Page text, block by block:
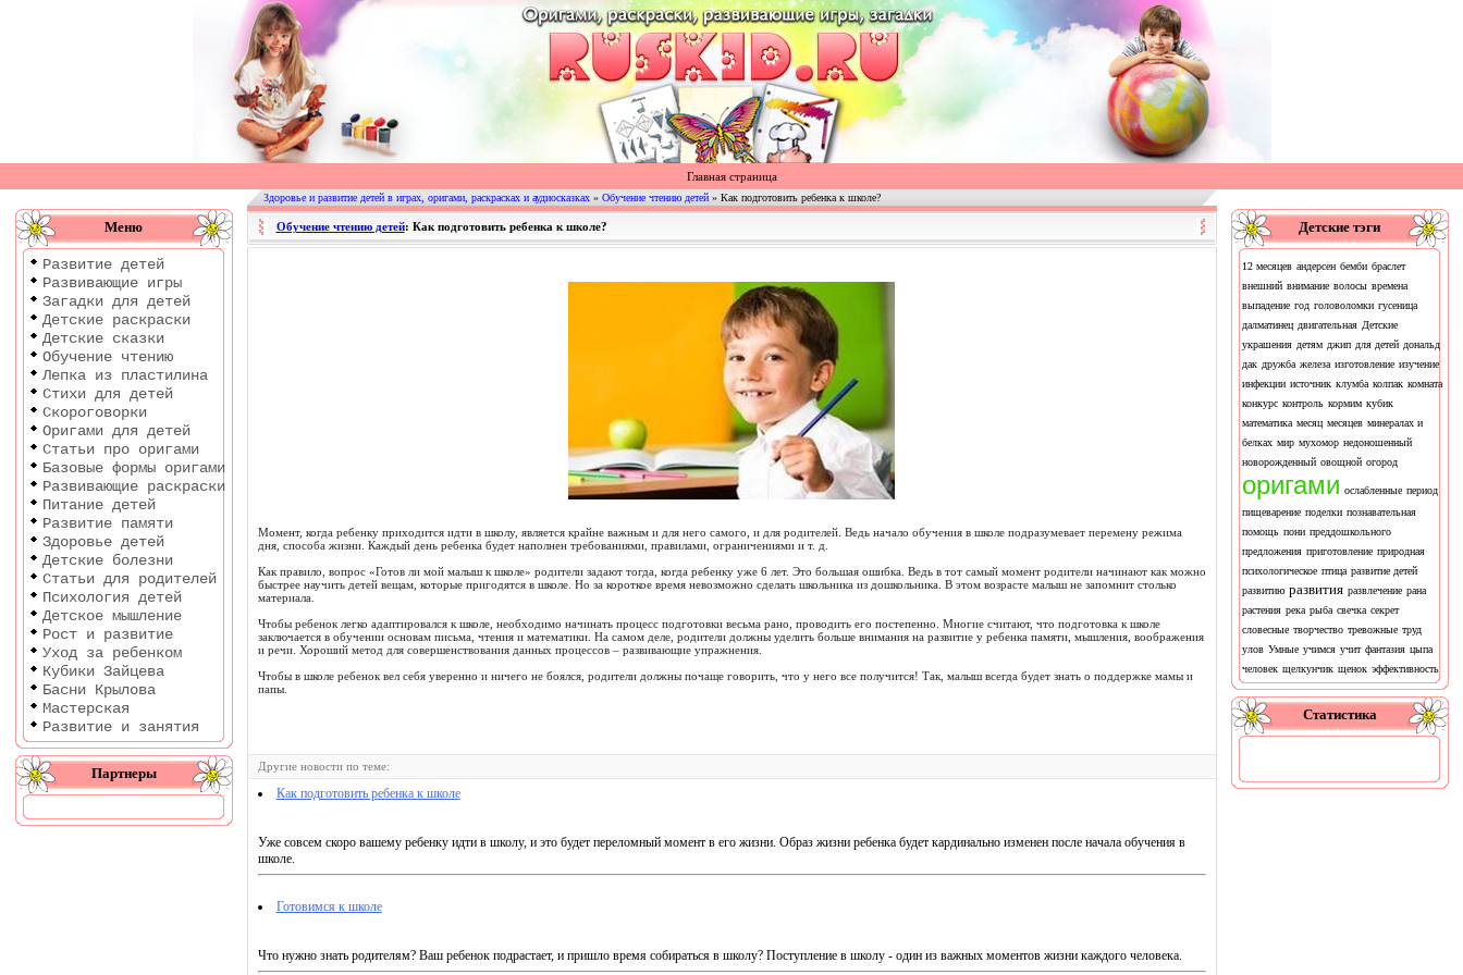
|
Раскраски
Развитие
детей
Главная страница
Меню
Развитие детей
Развивающие игры
Загадки для детей
Детские раскраски
Детские сказки
Обучение чтению
Лепка из пластилина
Стихи для детей
Скороговорки
Оригами для детей
Статьи про оригами
Базовые формы оригами
Развивающие раскраски
Питание детей
Развитие памяти
Здоровье детей
Детские болезни
Статьи для родителей
Психология детей
Детское мышление
Рост и развитие
Уход за ребенком
Кубики Зайцева
Басни Крылова
Мастерская
Развитие и занятия
Партнеры
Здоровье и развитие детей в играх, оригами, раскрасках и аудиосказках» Обучение чтению детей» Как подготовить ребенка к школе?
Обучение чтению детей: Как подготовить ребенка к школе?
Момент, когда ребенку приходится идти в школу, является крайне важным и для него самого, и для родителей. Ведь начало обучения в школе подразумевает перемену режима
дня, способа жизни. Каждый день ребенка будет наполнен требованиями, правилами, ограничениями и т. д.
Как правило, вопрос «Готов ли мой малыш к школе» родители задают тогда, когда ребенку уже 6 лет. Это большая ошибка. Ведь в тот самый момент родители начинают как можно
быстрее научить детей вещам, которые пригодятся в школе. Но за короткое время невозможно сделать школьника из дошкольника. В этом возрасте малыш не запомнит столько
материала.
Чтобы ребенок легко адаптировался к школе, необходимо начинать процесс подготовки весьма рано, проводить его постепенно. Многие считают, что подготовка к школе
заключается в обучении основам письма, чтения и математики. На самом деле, родители должны уделить больше внимания на развитие у ребенка памяти, мышления, воображения
и речи. Хороший метод для совершенствования данных процессов – развивающие упражнения.
Чтобы в школе ребенок вел себя уверенно и ничего не боялся, родители должны почаще говорить, что у него все получится! Так, малыш всегда будет знать о поддержке мамы и
папы.
Другие новости по теме:
Как подготовить ребенка к школе
Уже совсем скоро вашему ребенку идти в школу, и это будет переломный момент в его жизни. Образ жизни ребенка будет кардинально изменен после начала обучения в
школе.
Готовимся к школе
Что нужно знать родителям? Ваш ребенок подрастает, и пришло время собираться в школу? Поступление в школу - один из важных моментов жизни каждого человека.
Детские тэги
12 месяцев андерсен бемби браслет
внешний внимание волосы времена
выпадение год головоломки гусеница
далматинец двигательная Детские
украшения детям джип для детей дональд
дак дружба железа изготовление изучение
инфекции источник клумба колпак комната
конкурс контроль кормим кубик
математика месяц месяцев минералах и
белках мир мухомор недоношенный
новорожденный овощной огород
оригами ослабленные период
пищеварение поделки познавательная
помощь пони преддошкольного
предложения приготовление природная
психологическое птица развитие детей
развитию развития развлечение рана
растения река рыба свечка секрет
словесные творчество тревожные труд
улов Умные учимся учит фантазия цыпа
человек щелкунчик щенок эффективность
Статистика